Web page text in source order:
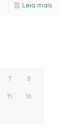
Leia mais
7 8
15 16